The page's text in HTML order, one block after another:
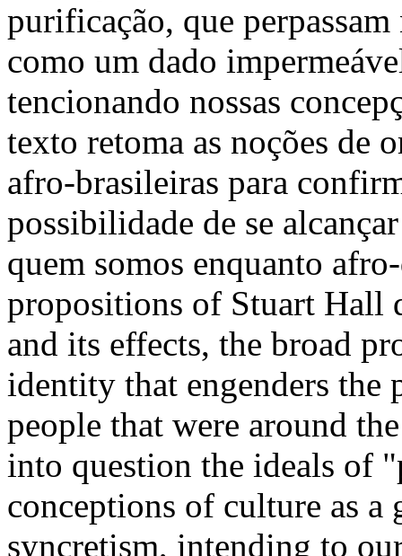
purificação, que
como um dado
tencionando nossas
texto retoma as noções de
afro-brasileiras para
possibilidade de se
quem somos enquanto
propositions of Stuart Hall
and its effects, the broad
identity that engenders
people that were around
into question the ideals of
conceptions of culture as a
syncretism, intending to